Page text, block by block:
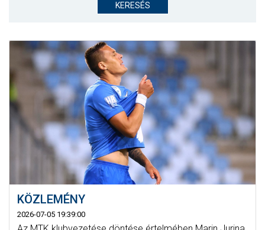
CSAPATOK
KLUB
GALÉRIA
SZURKOLÓI ÉLMÉNYEK
AKKREDITÁCIÓ
KERESÉS
KÖZLEMÉNY
2026-07-05 19:39:00